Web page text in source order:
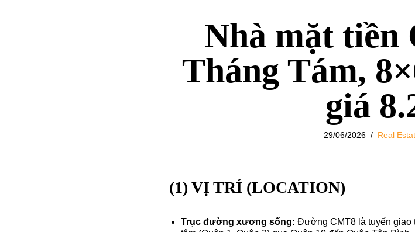
Nhà mặt tiền
Tháng Tám,
giá
29/06/2026 Real
(1) VỊ TRÍ (LOCATION)
Trục đường xương sống: Đường CMT8 là tuyến giao